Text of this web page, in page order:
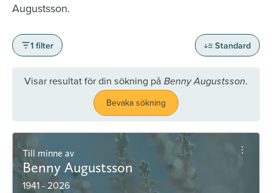
Augustsson.
1 filter Standard
Visar resultat för din sökning på Benny Augustsson.
Bevaka sökning
Till minne av
Benny Augustsson
1941 - 2026